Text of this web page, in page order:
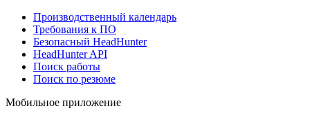
Производственный календарь
Требования к ПО
Безопасный HeadHunter
HeadHunter API
Поиск работы
Поиск по резюме
Мобильное приложение